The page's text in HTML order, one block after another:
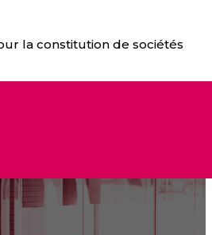
la constitution de sociétés